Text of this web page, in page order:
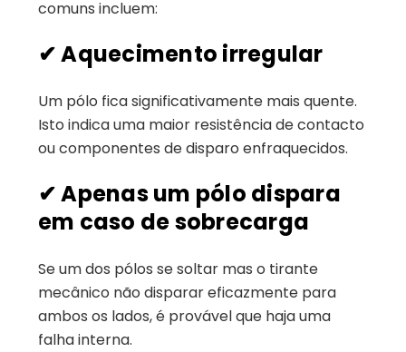
comuns incluem:
✔Aquecimento irregular
Um pólo fica significativamente mais quente.
Isto indica uma maior resistência de contacto
ou componentes de disparo enfraquecidos.
✔Apenas um pólo dispara
em caso de sobrecarga
Se um dos pólos se soltar mas o tirante
mecânico não disparar eficazmente para
ambos os lados, é provável que haja uma
falha interna.